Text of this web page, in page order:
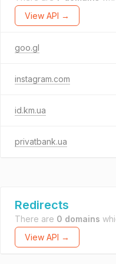
View API →
goo.gl
instagram.com
id.km.ua
privatbank.ua
Redirects
There are 0 domains
View API →